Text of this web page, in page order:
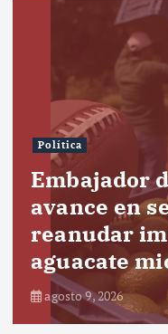
Política
Embajador
avance en
reanudar
aguacate
agosto 9, 2026